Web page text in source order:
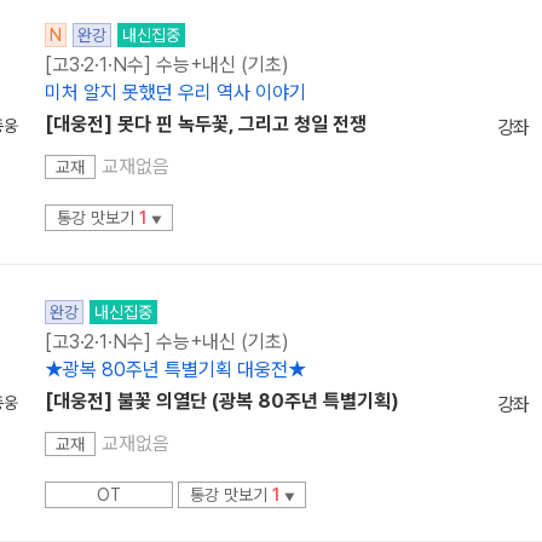
웅
N 완강 내신집중
[고3·2·1·N수] 수능+내신 (기초)
미처 알지 못했던 우리 역사 이야기
[대웅전] 못다 핀 녹두꽃, 그리고 청일 전쟁
교재 교재없음
통강 맛보기 1 ▼
강좌
웅
완강 내신집중
[고3·2·1·N수] 수능+내신 (기초)
★광복 80주년 특별기획 대웅전★
[대웅전] 불꽃 의열단 (광복 80주년 특별기획)
교재 교재없음
OT 통강 맛보기 1 ▼
강좌